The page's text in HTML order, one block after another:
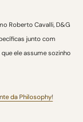
Roberto Cavalli, D&G
junto com
ele assume sozinho